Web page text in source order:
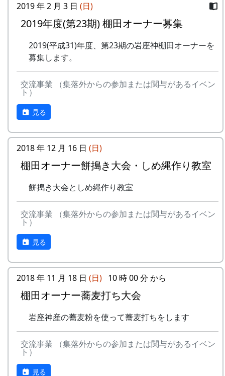
2019 年 2 月 3 日 (日)
2019年度(第23期) 棚田オーナー募集
2019(平成31)年度、第23期の岩座神棚田オーナーを
募集します。
交流事業 （集落外からの参加または関与があるイベン
ト）
見る
2018 年 12 月 16 日 (日)
棚田オーナー餅搗き大会・しめ縄作り教室
餅搗き大会としめ縄作り教室
交流事業 （集落外からの参加または関与があるイベン
ト）
見る
2018 年 11 月 18 日 (日) 10 時 00 分 から
棚田オーナー蕎麦打ち大会
岩座神産の蕎麦粉を使って蕎麦打ちをします
交流事業 （集落外からの参加または関与があるイベン
ト）
見る